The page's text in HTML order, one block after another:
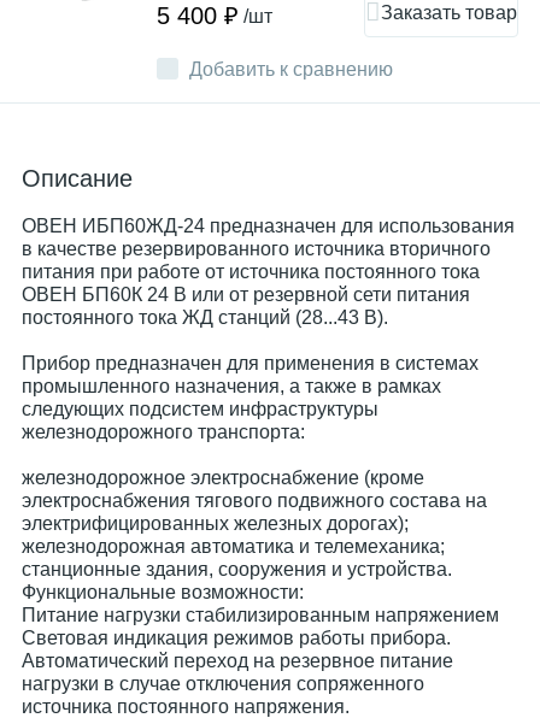
Добавить к сравнению
5 400 ₽ /шт Заказать товар
Описание
ОВЕН ИБП60ЖД-24 предназначен для использования
в качестве резервированного источника вторичного
питания при работе от источника постоянного тока
ОВЕН БП60К 24 В или от резервной сети питания
постоянного тока ЖД станций (28...43 В).
Прибор предназначен для применения в системах
промышленного назначения, а также в рамках
следующих подсистем инфраструктуры
железнодорожного транспорта:
железнодорожное электроснабжение (кроме
электроснабжения тягового подвижного состава на
электрифицированных железных дорогах);
железнодорожная автоматика и телемеханика;
станционные здания, сооружения и устройства.
Функциональные возможности:
Питание нагрузки стабилизированным напряжением
Световая индикация режимов работы прибора.
Автоматический переход на резервное питание
нагрузки в случае отключения сопряженного
источника постоянного напряжения.